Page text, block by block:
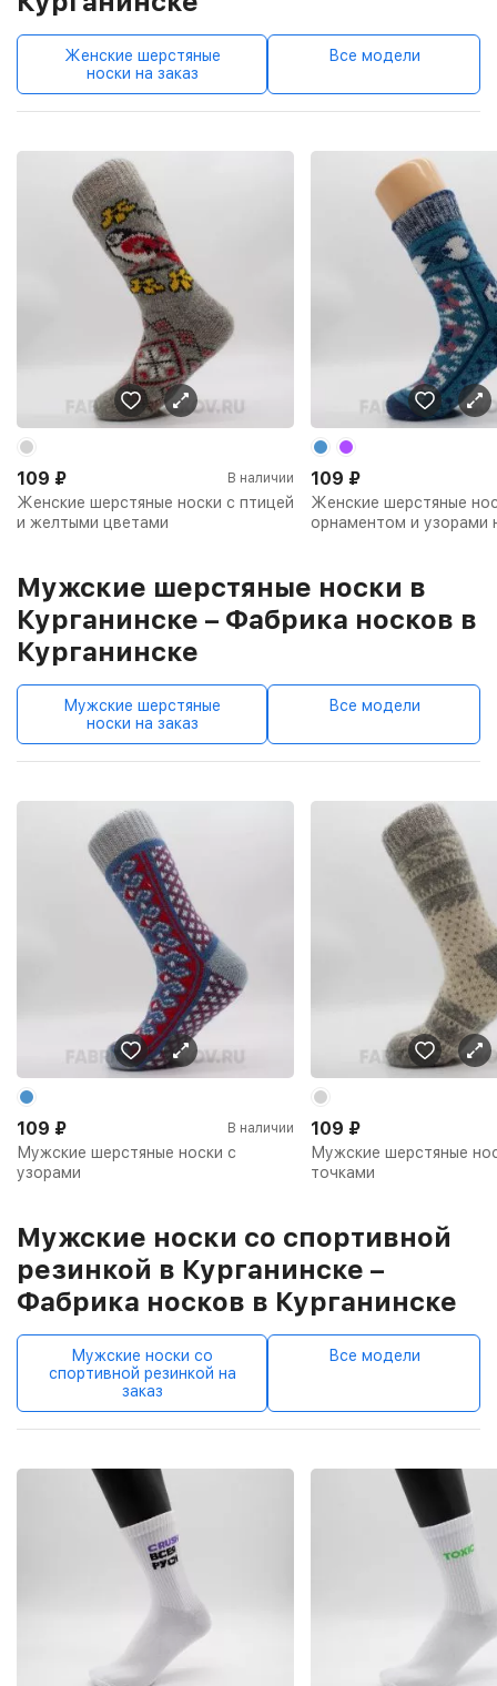
Женские шерстяные
носки на заказ
Все модели
Женские шерстяные носки с птицей
и желтыми цветами
109 ₽ В наличии
Женские шерстяные
орнаментом и узорами
109 ₽
Мужские шерстяные носки в
Курганинске – Фабрика носков в
Курганинске
Мужские шерстяные
носки на заказ
Все модели
Мужские шерстяные носки с
узорами
109 ₽ В наличии
Мужские шерстяные
точками
109 ₽
Мужские носки со спортивной
резинкой в Курганинске –
Фабрика носков в Курганинске
Мужские носки со
спортивной резинкой на
заказ
Все модели